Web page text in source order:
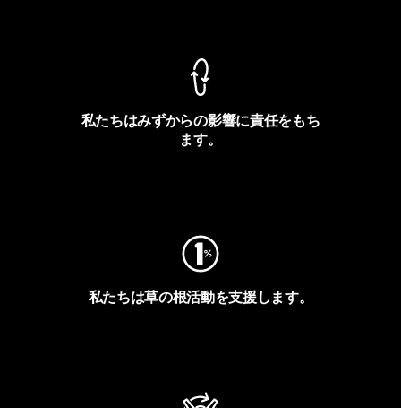
私たちはみずからの影響に責任をもち
ます。
私たちは草の根活動を支援します。